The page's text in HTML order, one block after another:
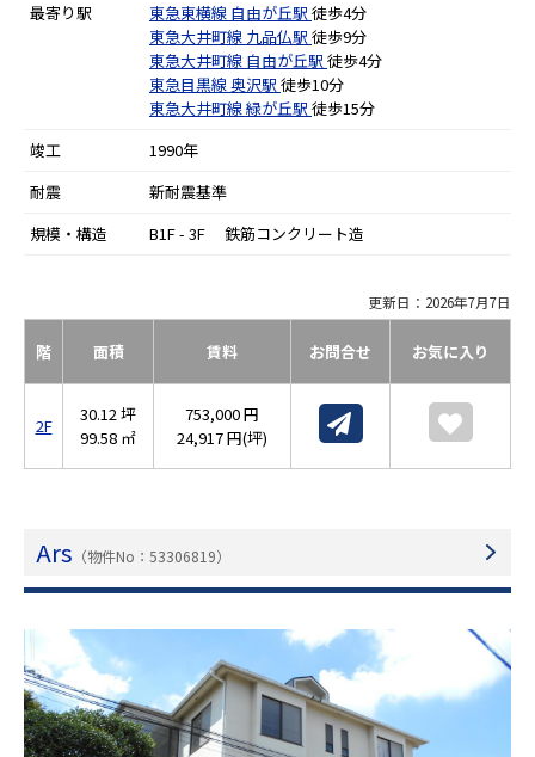
最寄り駅
東急東横線 自由が丘駅 徒歩4分
東急大井町線 九品仏駅 徒歩9分
東急大井町線 自由が丘駅 徒歩4分
東急目黒線奥沢駅 徒歩10分
東急大井町線緑が丘駅 徒歩15分
竣工
1990年
耐震
新耐震基準
規模・構造
B1F - 3F 鉄筋コンクリート造
更新日：2026年7月7日
階 面積 賃料 お問合せ お気に入り
2F
30.12 坪
99.58 ㎡
753,000 円
24,917 円(坪)
Ars （物件No：53306819）